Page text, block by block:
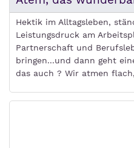
Hektik im Alltagsleben,
Leistungsdruck am
Partnerschaft und
bringen...und dann geht
das auch ? Wir atmen